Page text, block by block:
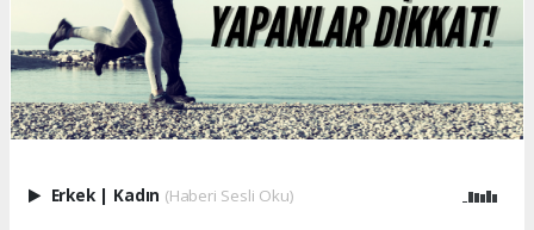
Erkek | Kadın (Haberi Sesli Oku)